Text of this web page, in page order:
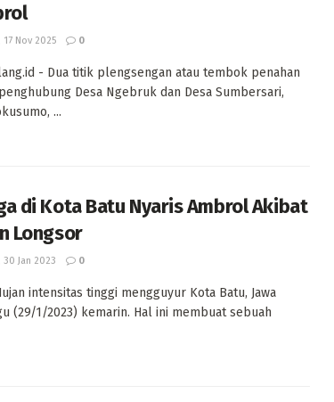
Nov 2025 0
- Dua titik plengsengan atau tembok penahan
Desa Ngebruk dan Desa Sumbersari,
...
di Kota Batu Nyaris Ambrol Akibat
Longsor
Jan 2023 0
intensitas tinggi mengguyur Kota Batu, Jawa
(29/1/2023) kemarin. Hal ini membuat sebuah